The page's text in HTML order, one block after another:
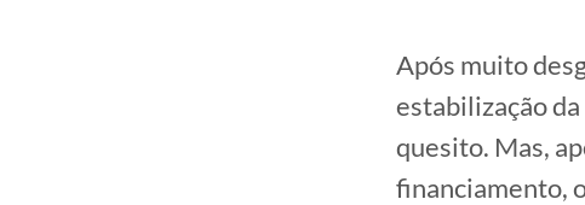
Após muito
estabilização
quesito. Mas,
financiamento,